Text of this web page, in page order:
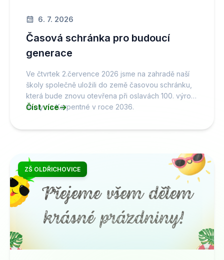
6. 7. 2026
Časová schránka pro budoucí
generace
Ve čtvrtek 2.července 2026 jsme na zahradě naší
školy společně uložili do země časovou schránku,
která bude znovu otevřena při oslavách 100. výročí
školy na Karpentné v roce 2036.
Číst více
ZŠ OLDŘICHOVICE